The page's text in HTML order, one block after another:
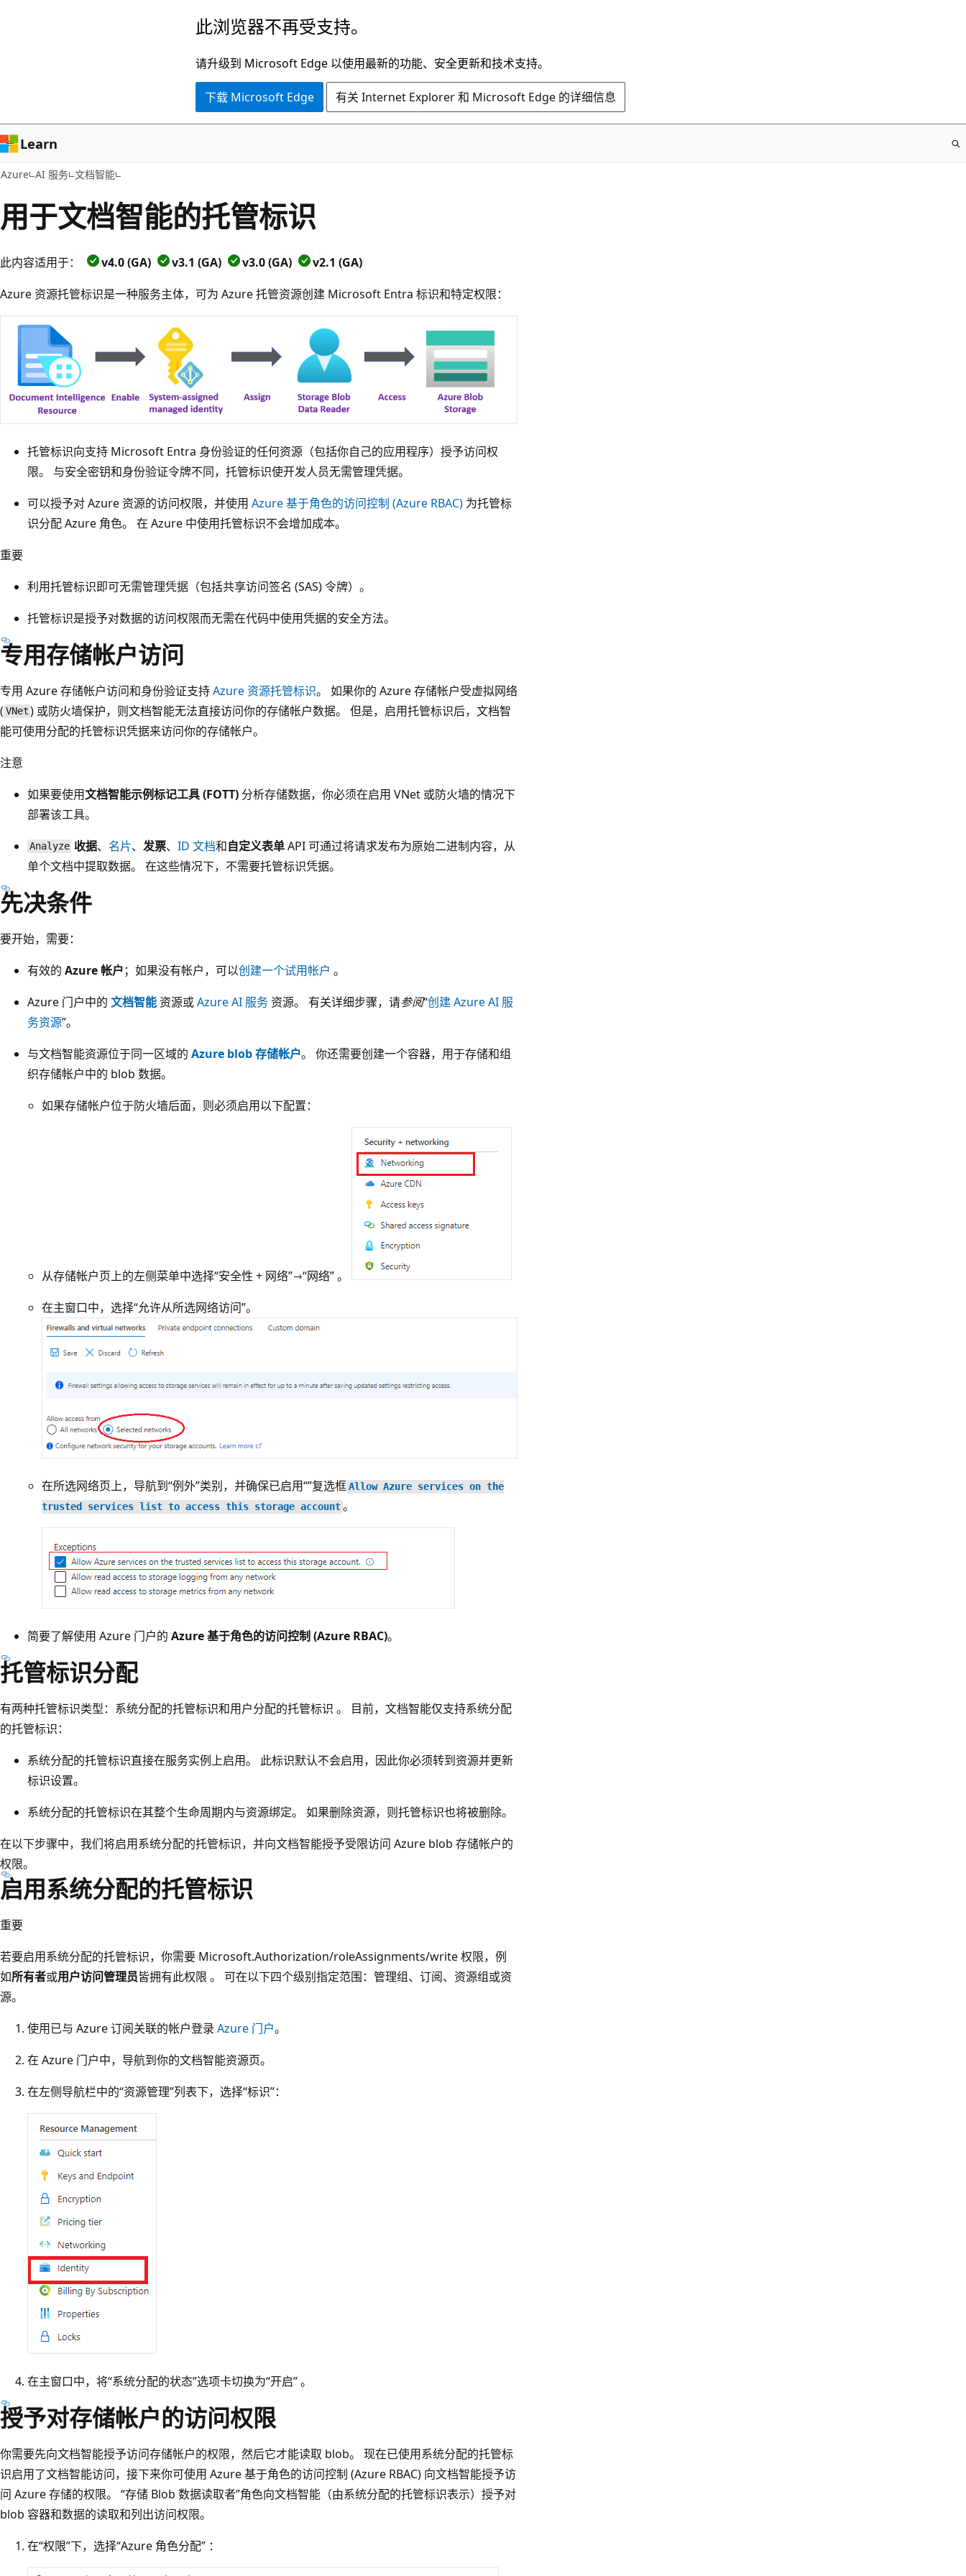
容
此浏览器不再受支持。
请升级到 Microsoft Edge 以使用最新的功能、安全更新和技术支持。
下载 Microsoft Edge 有关 Internet Explorer 和 Microsoft Edge 的详细信息
Learn
Azure AI 服务 文档智能
用于文档智能的托管标识
此内容适用于： v4.0 (GA) v3.1 (GA) v3.0 (GA)
v2.1 (GA)
Azure 资源托管标识是一种服务主体，可为 Azure 托管资源创建 Microsoft Entra 标识和特定权限：
托管标识向支持 Microsoft Entra 身份验证的任何资源（包括你自己的应用程序）授予访问权
限。 与安全密钥和身份验证令牌不同，托管标识使开发人员无需管理凭据。
可以授予对 Azure 资源的访问权限，并使用 Azure 基于角色的访问控制 (Azure RBAC) 为托管标
识分配 Azure 角色。 在 Azure 中使用托管标识不会增加成本。
重要
利用托管标识即可无需管理凭据（包括共享访问签名 (SAS) 令牌）。
托管标识是授予对数据的访问权限而无需在代码中使用凭据的安全方法。
专用存储帐户访问
专用 Azure 存储帐户访问和身份验证支持Azure 资源托管标识。 如果你的 Azure 存储帐户受虚拟网络
( VNet ) 或防火墙保护，则文档智能无法直接访问你的存储帐户数据。 但是，启用托管标识后，文档智
能可使用分配的托管标识凭据来访问你的存储帐户。
注意
如果要使用文档智能示例标记工具 (FOTT) 分析存储数据，你必须在启用 VNet 或防火墙的情况下
部署该工具。
Analyze 收据、 名片、发票、ID 文档和自定义表单API 可通过将请求发布为原始二进制内容，从
单个文档中提取数据。 在这些情况下，不需要托管标识凭据。
先决条件
要开始，需要：
有效的 Azure 帐户；如果没有帐户，可以创建一个试用帐户 。
Azure 门户中的 文档智能 资源或Azure AI 服务 资源。 有关详细步骤，请参阅“创建 Azure AI 服
务资源”。
与文档智能资源位于同一区域的 Azure blob 存储帐户。 你还需要创建一个容器，用于存储和组
织存储帐户中的 blob 数据。
如果存储帐户位于防火墙后面，则必须启用以下配置：
从存储帐户页上的左侧菜单中选择“安全性 + 网络”→“网络” 。
在主窗口中，选择“允许从所选网络访问”。
在所选网络页上，导航到“例外”类别，并确保已启用“”复选框Allow Azure services on the
trusted services list to access this storage account。
简要了解使用 Azure 门户的 Azure 基于角色的访问控制 (Azure RBAC)。
托管标识分配
有两种托管标识类型：系统分配的托管标识和用户分配的托管标识 。 目前，文档智能仅支持系统分配
的托管标识：
系统分配的托管标识直接在服务实例上启用。 此标识默认不会启用，因此你必须转到资源并更新
标识设置。
系统分配的托管标识在其整个生命周期内与资源绑定。 如果删除资源，则托管标识也将被删除。
在以下步骤中，我们将启用系统分配的托管标识，并向文档智能授予受限访问 Azure blob 存储帐户的
权限。
启用系统分配的托管标识
重要
若要启用系统分配的托管标识，你需要 Microsoft.Authorization/roleAssignments/write 权限，例
如所有者或用户访问管理员皆拥有此权限 。 可在以下四个级别指定范围：管理组、订阅、资源组或资
源。
使用已与 Azure 订阅关联的帐户登录 Azure 门户。
在 Azure 门户中，导航到你的文档智能资源页。
在左侧导航栏中的“资源管理”列表下，选择“标识”：
在主窗口中，将“系统分配的状态”选项卡切换为“开启” 。
授予对存储帐户的访问权限
你需要先向文档智能授予访问存储帐户的权限，然后它才能读取 blob。 现在已使用系统分配的托管标
识启用了文档智能访问，接下来你可使用 Azure 基于角色的访问控制 (Azure RBAC) 向文档智能授予访
问 Azure 存储的权限。 “存储 Blob 数据读取者”角色向文档智能（由系统分配的托管标识表示）授予对
blob 容器和数据的读取和列出访问权限。
在“权限”下，选择“Azure 角色分配” ：